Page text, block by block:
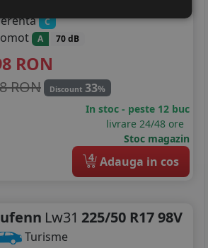
C
A 70 dB
RON
RON Discount 33%
In stoc - peste 12 buc
livrare 24/48 ore
Stoc magazin
4 Adauga in cos
Lw31 225/50 R17 98V
Turisme